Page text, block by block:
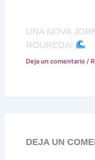
UNA NOVA
ROUREDA!
Deja un comentario /
DEJA UN